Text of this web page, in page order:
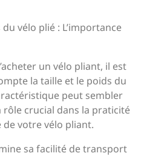
vélo plié : L’importance
un vélo pliant, il est
la taille et le poids du
peut sembler
crucial dans la praticité
votre vélo pliant.
sa facilité de transport